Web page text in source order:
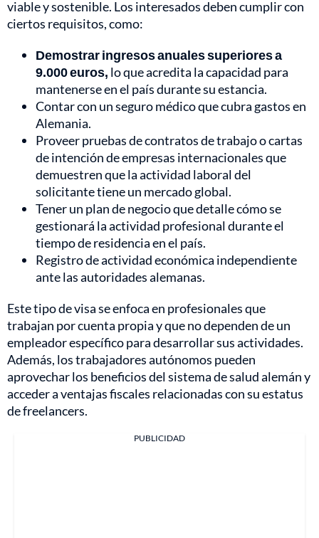
viable y sostenible. Los interesados deben cumplir con
ciertos requisitos, como:
Demostrar ingresos anuales superiores a
9.000 euros, lo que acredita la capacidad para
mantenerse en el país durante su estancia.
Contar con un seguro médico que cubra gastos en
Alemania.
Proveer pruebas de contratos de trabajo o cartas
de intención de empresas internacionales que
demuestren que la actividad laboral del
solicitante tiene un mercado global.
Tener un plan de negocio que detalle cómo se
gestionará la actividad profesional durante el
tiempo de residencia en el país.
Registro de actividad económica independiente
ante las autoridades alemanas.
Este tipo de visa se enfoca en profesionales que
trabajan por cuenta propia y que no dependen de un
empleador específico para desarrollar sus actividades.
Además, los trabajadores autónomos pueden
aprovechar los beneficios del sistema de salud alemán y
acceder a ventajas fiscales relacionadas con su estatus
de freelancers.
PUBLICIDAD